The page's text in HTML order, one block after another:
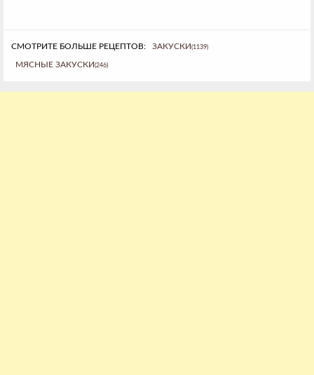
СМОТРИТЕ БОЛЬШЕ РЕЦЕПТОВ: ЗАКУСКИ (1139)
МЯСНЫЕ ЗАКУСКИ (246)